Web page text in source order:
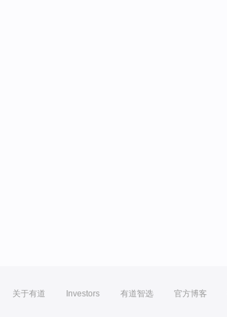
关于有道 Investors 有道智选 官方博客